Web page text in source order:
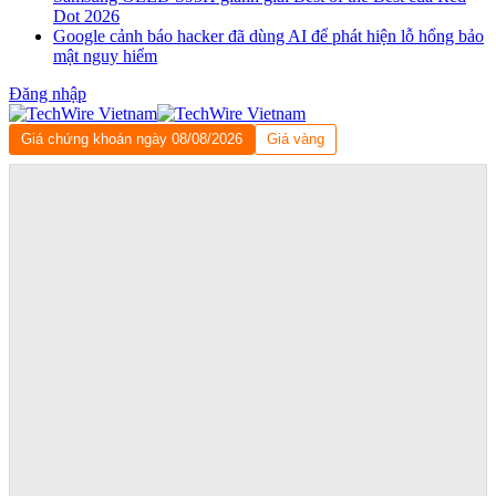
Dot 2026
Google cảnh báo hacker đã dùng AI để phát hiện lỗ hổng bảo
mật nguy hiểm
Đăng nhập
Giá chứng khoán ngày 08/08/2026 Giá vàng